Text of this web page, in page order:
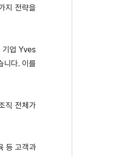
지 전략을
기업 Yves
니다. 이를
직 전체가
등 고객과